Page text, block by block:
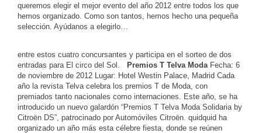
queremos elegir el mejor evento del año 2012 entre todos los que
hemos organizado. Como son tantos, hemos hecho una pequeña
selección. Ayúdanos a elegirlo…
entre estos cuatro concursantes y participa en el sorteo de dos
entradas para El circo del Sol. Premios T Telva Moda Fecha: 6
de noviembre de 2012 Lugar: Hotel Westin Palace, Madrid Cada
año la revista Telva celebra los premios T de Moda, con
premiados tanto nacionales como internaciones. Este año, se ha
introducido un nuevo galardón “Premios T Telva Moda Solidaria by
Citroën DS”, patrocinado por Automóviles Citroën. quidquid ha
organizado un año más esta célebre fiesta, donde se reúnen